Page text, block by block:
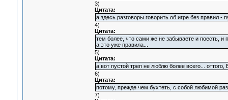
3)
Цитата:
а здесь разговоры говорить об игре без правил -
4)
Цитата:
тем более, что сами же не забываете и поесть, и
а это уже правила...
5)
Цитата:
а вот пустой треп не люблю более всего...
6)
Цитата:
потому, прежде чем бухтеть, с собой любимой
7)